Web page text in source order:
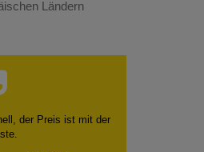
Ländern
der Preis ist mit der